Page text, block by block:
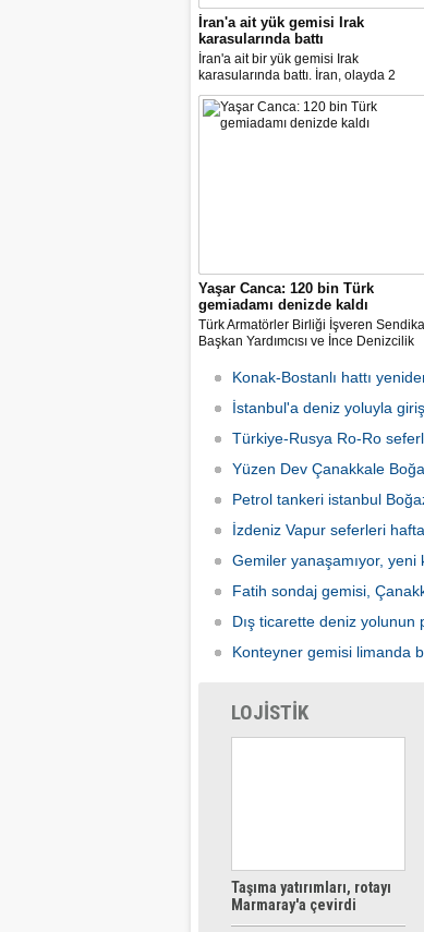
İran'a ait yük gemisi Irak
karasularında battı
İran'a ait bir yük gemisi Irak
karasularında battı. İran, olayda 2
kişinin hayatını kaybettiğini açıkladı.
Yaşar Canca: 120 bin Türk
gemiadamı denizde kaldı
Türk Armatörler Birliği İşveren
Başkan Yardımcısı ve İnce Denizcilik
Canca, pandemi nedeniyle dünya
denizlerinde mahsur kalan 120 bin
denizcisinin ülkeye dönmek için
Konak-Bostanlı hattı
İstanbul'a deniz yoluyla
Türkiye-Rusya Ro-Ro
Yüzen Dev Çanakkale
Petrol tankeri istanbul
İzdeniz Vapur seferleri
Gemiler yanaşamıyor, yeni
Fatih sondaj gemisi,
Dış ticarette deniz yolunun
Konteyner gemisi limanda
LOJİSTİK
Taşıma yatırımları, rotayı
Marmaray'a çevirdi